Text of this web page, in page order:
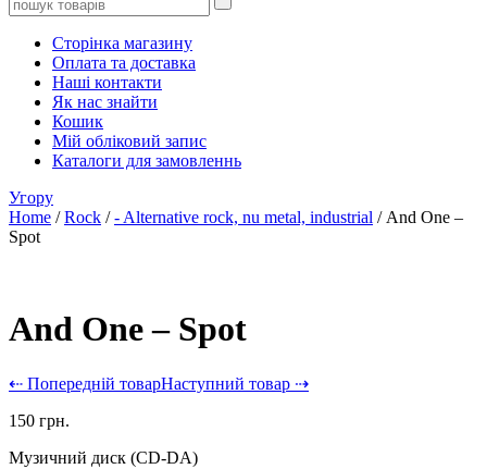
Сторінка магазину
Оплата та доставка
Наші контакти
Як нас знайти
Кошик
Мій обліковий запис
Каталоги для замовленнь
Угору
Home /Rock /- Alternative rock, nu metal, industrial / And One –
Spot
And One – Spot
⇠ Попередній товарНаступний товар ⇢
150 грн.
Музичний диск (CD-DA)